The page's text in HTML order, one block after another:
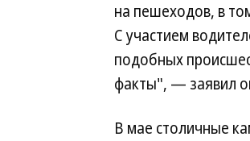
на пешеходов, в
С участием
подобных
факты", — заявил
В мае столичные